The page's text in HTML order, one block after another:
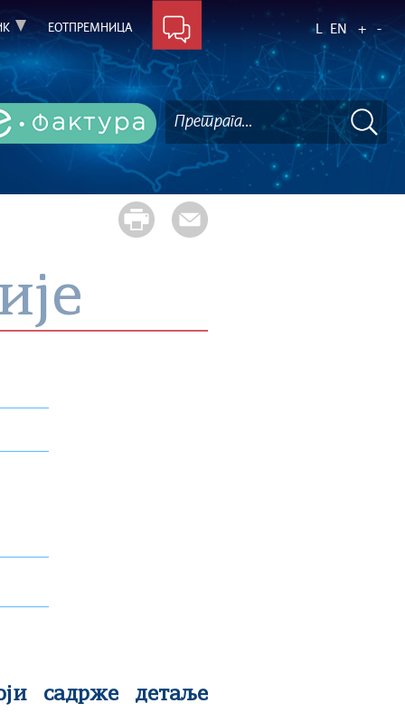
ЕОТПРЕМНИЦА L EN + -
садрже детаље